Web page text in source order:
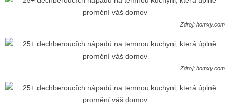
Zdroj: homxy.com
Zdroj: homxy.com